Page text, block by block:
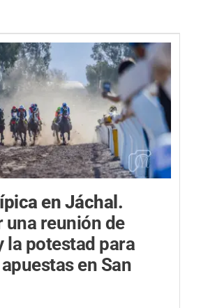
en Jáchal.
una reunión de
la potestad para
en San